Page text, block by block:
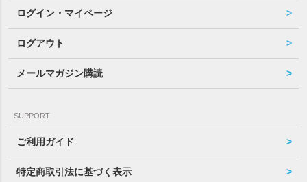
ログイン・マイページ
ログアウト
メールマガジン購読
SUPPORT
ご利用ガイド
特定商取引法に基づく表示